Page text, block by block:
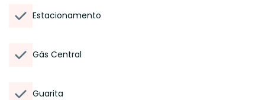
Estacionamento
Gás Central
Guarita